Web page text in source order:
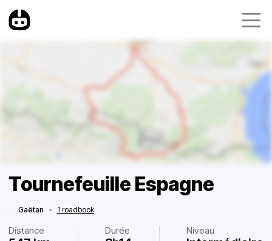
Tournefeuille Espagne
Gaëtan • 1 roadbook
Distance Durée Niveau